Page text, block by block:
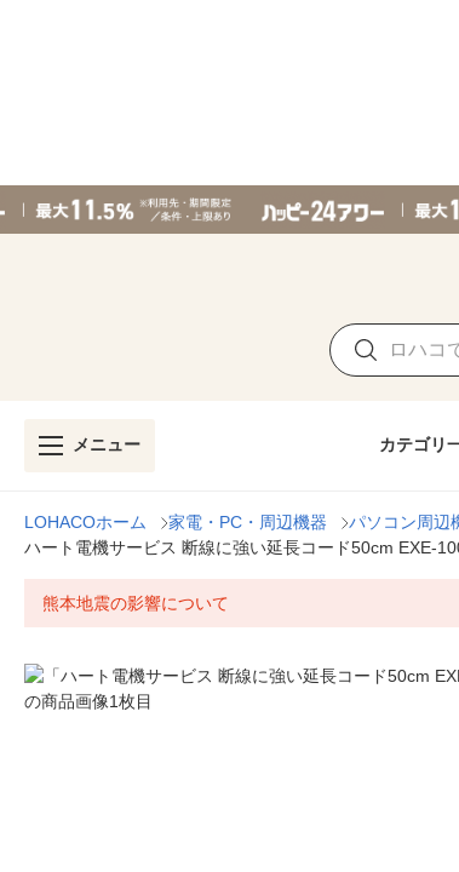
メニュー カテゴリ
LOHACOホーム 家電・PC・周辺機器 パソコン周辺
ハート電機サービス 断線に強い延長コード50cm EXE-
熊本地震の影響について